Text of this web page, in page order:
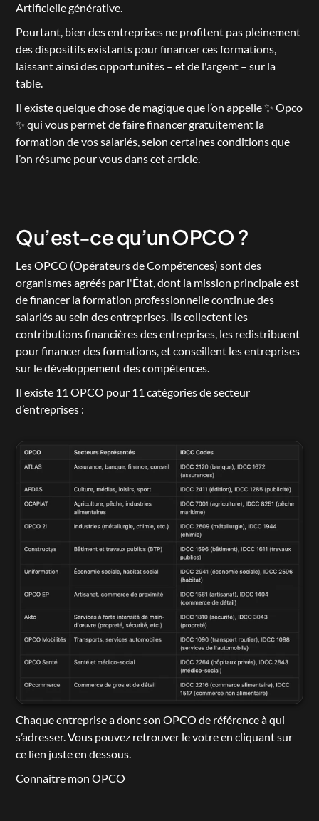
Artificielle générative.
Pourtant, bien des entreprises ne profitent pas pleinement
des dispositifs existants pour financer ces formations,
laissant ainsi des opportunités – et de l'argent – sur la
table.
Il existe quelque chose de magique que l’on appelle ✨ Opco
✨ qui vous permet de faire financer gratuitement la
formation de vos salariés, selon certaines conditions que
l’on résume pour vous dans cet article.
Qu’est-ce qu’un OPCO ?
Les OPCO (Opérateurs de Compétences) sont des
organismes agréés par l'État, dont la mission principale est
de financer la formation professionnelle continue des
salariés au sein des entreprises. Ils collectent les
contributions financières des entreprises, les redistribuent
pour financer des formations, et conseillent les entreprises
sur le développement des compétences.
Il existe 11 OPCO pour 11 catégories de secteur
d’entreprises :
Chaque entreprise a donc son OPCO de référence à qui
s’adresser. Vous pouvez retrouver le votre en cliquant sur
ce lien juste en dessous.
Connaitre mon OPCO